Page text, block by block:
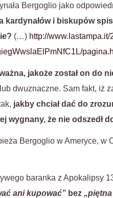
Bergoglio jako
kardynałów i biskupów
(…) http://
jakoże został on do
dwuznaczne. Sam fakt, iż
jakby chciał dać do
wygnany, że nie odszedł
Bergoglio w Ameryce, w
baranka z Apokalipsy
ani kupować” bez „piętna